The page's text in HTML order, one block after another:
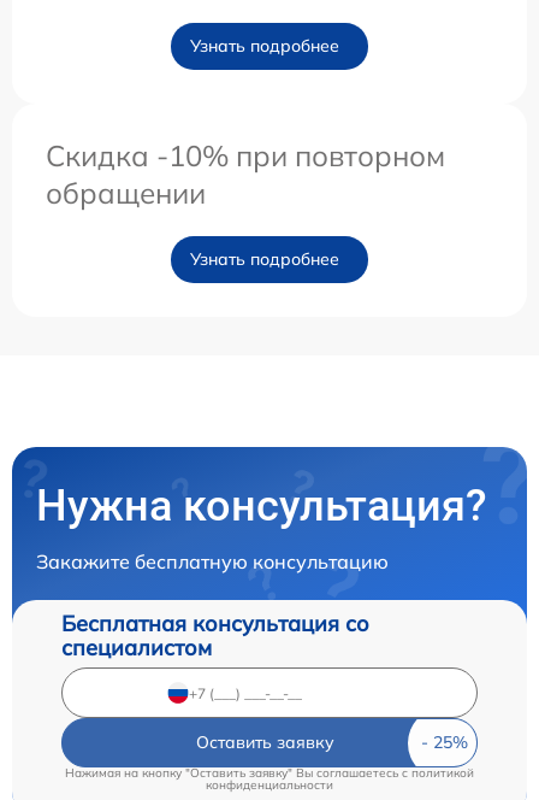
Узнать подробнее
Скидка -10% при повторном
обращении
Узнать подробнее
Нужна консультация?
Закажите бесплатную консультацию
Бесплатная консультация со
специалистом
Оставить заявку
Нажимая на кнопку "Оставить заявку" Вы соглашаетесь c политикой
конфиденциальности